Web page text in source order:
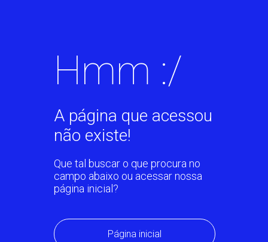
Hmm :/
A página que acessou
não existe!
Que tal buscar o que procura no
campo abaixo ou acessar nossa
página inicial?
Página inicial